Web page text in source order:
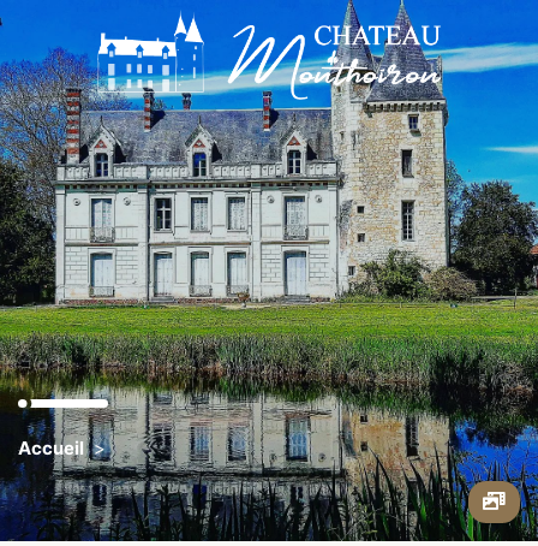
Préparer ma visite
Contact
Groupes / Scolaires
Espace Presse
Je soutiens Monthoiron
Accueil